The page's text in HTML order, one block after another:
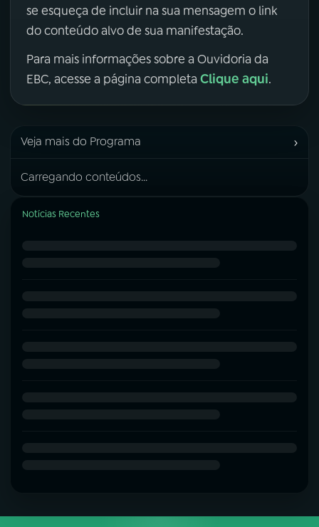
se esqueça de incluir na sua mensagem o link
do conteúdo alvo de sua manifestação.
Para mais informações sobre a Ouvidoria da
EBC, acesse a página completa Clique aqui.
Veja mais do Programa ›
Carregando conteúdos...
Notícias Recentes